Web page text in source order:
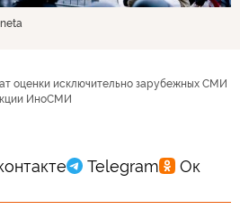
оценки исключительно зарубежных СМИ
ИноСМИ